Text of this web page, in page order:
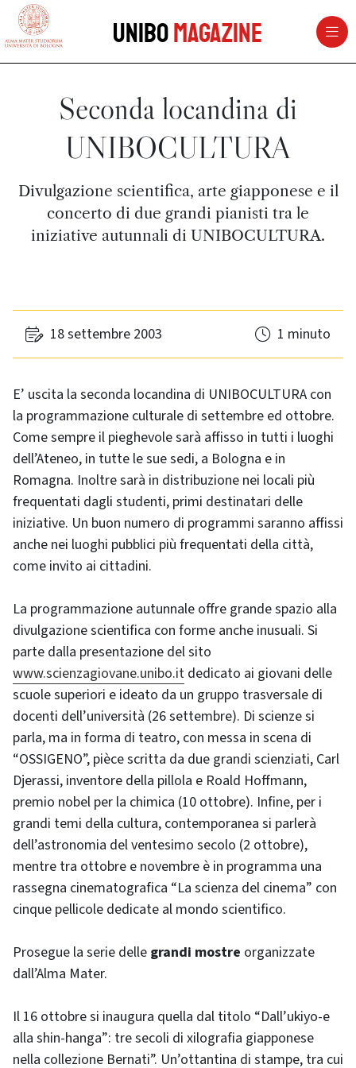
vai al contenuto della pagina
UniboMagazine
Seconda locandina di
UNIBOCULTURA
Divulgazione scientifica, arte giapponese e il
concerto di due grandi pianisti tra le
iniziative autunnali di UNIBOCULTURA.
18 settembre 2003 1 minuto
E’ uscita la seconda locandina di UNIBOCULTURA con
la programmazione culturale di settembre ed ottobre.
Come sempre il pieghevole sarà affisso in tutti i luoghi
dell’Ateneo, in tutte le sue sedi, a Bologna e in
Romagna. Inoltre sarà in distribuzione nei locali più
frequentati dagli studenti, primi destinatari delle
iniziative. Un buon numero di programmi saranno affissi
anche nei luoghi pubblici più frequentati della città,
come invito ai cittadini.
La programmazione autunnale offre grande spazio alla
divulgazione scientifica con forme anche inusuali. Si
parte dalla presentazione del sito
www.scienzagiovane.unibo.it dedicato ai giovani delle
scuole superiori e ideato da un gruppo trasversale di
docenti dell’università (26 settembre). Di scienze si
parla, ma in forma di teatro, con messa in scena di
“OSSIGENO”, pièce scritta da due grandi scienziati, Carl
Djerassi, inventore della pillola e Roald Hoffmann,
premio nobel per la chimica (10 ottobre). Infine, per i
grandi temi della cultura, contemporanea si parlerà
dell’astronomia del ventesimo secolo (2 ottobre),
mentre tra ottobre e novembre è in programma una
rassegna cinematografica “La scienza del cinema” con
cinque pellicole dedicate al mondo scientifico.
Prosegue la serie delle grandi mostre organizzate
dall’Alma Mater.
Il 16 ottobre si inaugura quella dal titolo “Dall’ukiyo-e
alla shin-hanga”: tre secoli di xilografia giapponese
nella collezione Bernati”. Un’ottantina di stampe, tra cui